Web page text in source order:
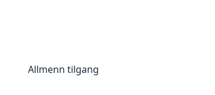
Allmenn tilgang